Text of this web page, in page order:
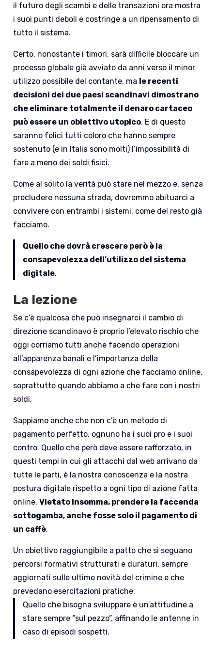
il futuro degli scambi e delle transazioni ora mostra
i suoi punti deboli e costringe a un ripensamento di
tutto il sistema.
Certo, nonostante i timori, sarà difficile bloccare un
processo globale già avviato da anni verso il minor
utilizzo possibile del contante, ma le recenti
decisioni dei due paesi scandinavi dimostrano
che eliminare totalmente il denaro cartaceo
può essere un obiettivo utopico. E di questo
saranno felici tutti coloro che hanno sempre
sostenuto (e in Italia sono molti) l’impossibilità di
fare a meno dei soldi fisici.
Come al solito la verità può stare nel mezzo e, senza
precludere nessuna strada, dovremmo abituarci a
convivere con entrambi i sistemi, come del resto già
facciamo.
Quello che dovrà crescere però è la
consapevolezza dell’utilizzo del sistema
digitale.
La lezione
Se c’è qualcosa che può insegnarci il cambio di
direzione scandinavo è proprio l’elevato rischio che
oggi corriamo tutti anche facendo operazioni
all’apparenza banali e l’importanza della
consapevolezza di ogni azione che facciamo online,
soprattutto quando abbiamo a che fare con i nostri
soldi.
Sappiamo anche che non c’è un metodo di
pagamento perfetto, ognuno ha i suoi pro e i suoi
contro. Quello che però deve essere rafforzato, in
questi tempi in cui gli attacchi dal web arrivano da
tutte le parti, è la nostra conoscenza e la nostra
postura digitale rispetto a ogni tipo di azione fatta
online.Vietato insomma, prendere la faccenda
sottogamba, anche fosse solo il pagamento di
un caffè.
Un obiettivo raggiungibile a patto che si seguano
percorsi formativi strutturati e duraturi, sempre
aggiornati sulle ultime novità del crimine e che
prevedano esercitazioni pratiche.
Quello che bisogna sviluppare è un’attitudine a
stare sempre “sul pezzo”, affinando le antenne in
caso di episodi sospetti.